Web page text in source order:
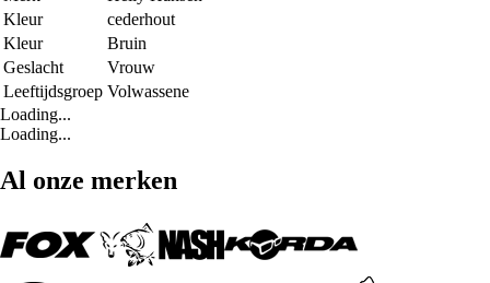
Kleur
cederhout
Kleur
Bruin
Geslacht
Vrouw
Leeftijdsgroep Volwassene
Loading...
Loading...
Al onze merken